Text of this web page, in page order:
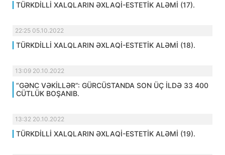
TÜRKDİLLİ XALQLARIN ƏXLAQİ-ESTETİK ALƏMİ (17).
22:25 05.10.2022
TÜRKDİLLİ XALQLARIN ƏXLAQİ-ESTETİK ALƏMİ (18).
13:09 20.10.2022
“GƏNC VƏKİLLƏR”: GÜRCÜSTANDA SON ÜÇ İLDƏ 33 400
CÜTLÜK BOŞANIB.
13:32 20.10.2022
TÜRKDİLLİ XALQLARIN ƏXLAQİ-ESTETİK ALƏMİ (19).